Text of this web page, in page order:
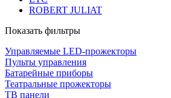
ROBERT JULIAT
Показать фильтры
Управляемые LED-прожекторы
Пульты управления
Батарейные приборы
Театральные прожекторы
ТВ панели